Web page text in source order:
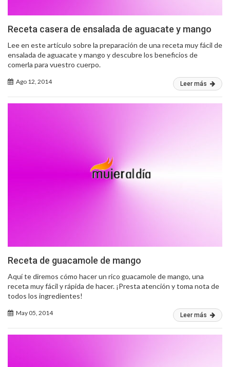
Receta casera de ensalada de aguacate y mango
Lee en este artículo sobre la preparación de una receta muy fácil de
ensalada de aguacate y mango y descubre los beneficios de
comerla para vuestro cuerpo.
Ago 12, 2014 Leer más
Receta de guacamole de mango
Aquí te diremos cómo hacer un rico guacamole de mango, una
receta muy fácil y rápida de hacer. ¡Presta atención y toma nota de
todos los ingredientes!
May 05, 2014 Leer más